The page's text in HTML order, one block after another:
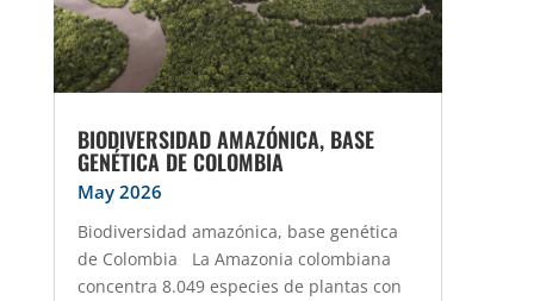
BIODIVERSIDAD AMAZÓNICA, BASE
GENÉTICA DE COLOMBIA
May 2026
Biodiversidad amazónica, base genética
de Colombia La Amazonia colombiana
concentra 8.049 especies de plantas con